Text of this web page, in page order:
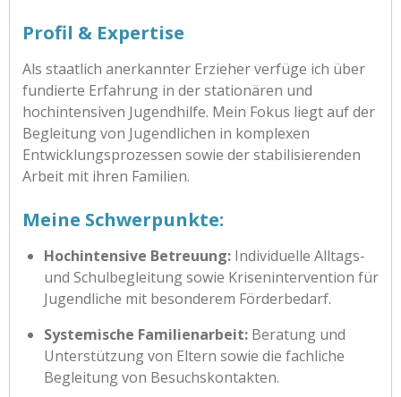
Profil & Expertise
Als staatlich anerkannter Erzieher verfüge ich über
fundierte Erfahrung in der stationären und
hochintensiven Jugendhilfe. Mein Fokus liegt auf der
Begleitung von Jugendlichen in komplexen
Entwicklungsprozessen sowie der stabilisierenden
Arbeit mit ihren Familien.
Meine Schwerpunkte:
Hochintensive Betreuung: Individuelle Alltags-
und Schulbegleitung sowie Krisenintervention für
Jugendliche mit besonderem Förderbedarf.
Systemische Familienarbeit: Beratung und
Unterstützung von Eltern sowie die fachliche
Begleitung von Besuchskontakten.